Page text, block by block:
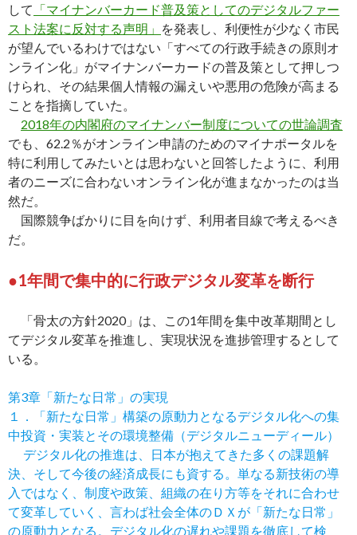
して 「マイナンバーカード普及策としてのデジタルファー
スト法案に反対する声明」 を発表し、利便性が少なく市民
が望んでいるわけではない「すべての行政手続きの原則オ
ンライン化」がマイナンバーカードの普及策として押しつ
けられ、その結果個人情報の漏えいや悪用の危険が高まる
ことを指摘していた。
2018年の内閣府のマイナンバー制度についての世論調査
でも、62.2％がオンライン申請のためのマイナポータルを
特に利用してみたいとは思わないと回答したように、利用
者のニーズに合わないオンライン化が進まなかったのは当
然だ。
国際競争ばかりに目を向けず、利用者目線で考えるべき
だ。
●1年間で集中的に行政デジタル変革を断行
「骨太の方針2020」は、この1年間を集中改革期間とし
てデジタル変革を推進し、実現状況を進捗管理するとして
いる。
第3章「新たな日常」の実現
１．「新たな日常」構築の原動力となるデジタル化への集
中投資・実装とその環境整備（デジタルニューディール）
デジタル化の推進は、日本が抱えてきた多くの課題解
決、そして今後の経済成長にも資する。単なる新技術の導
入ではなく、制度や政策、組織の在り方等をそれに合わせ
て変革していく、言わば社会全体のＤＸが「新たな日常」
の原動力となる。デジタル化の遅れや課題を徹底して検